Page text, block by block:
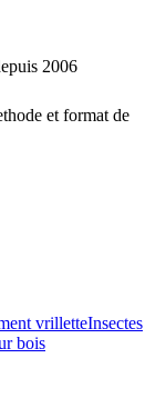
2006
et format de
vrilletteInsectes
bois